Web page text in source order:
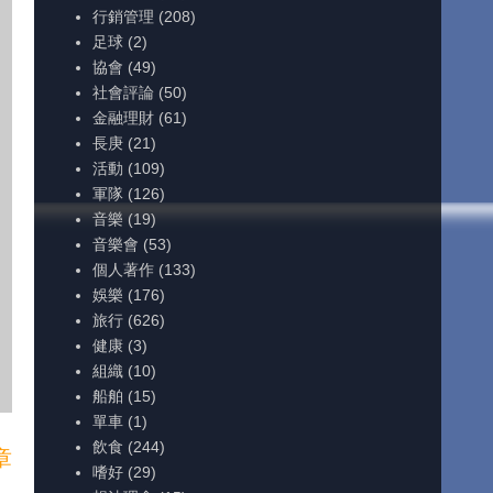
行銷管理 (208)
足球 (2)
協會 (49)
社會評論 (50)
金融理財 (61)
長庚 (21)
活動 (109)
軍隊 (126)
音樂 (19)
音樂會 (53)
個人著作 (133)
娛樂 (176)
旅行 (626)
健康 (3)
組織 (10)
船舶 (15)
單車 (1)
飲食 (244)
嗜好 (29)